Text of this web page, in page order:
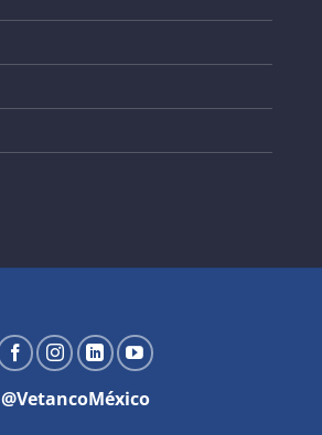
@VetancoMéxico